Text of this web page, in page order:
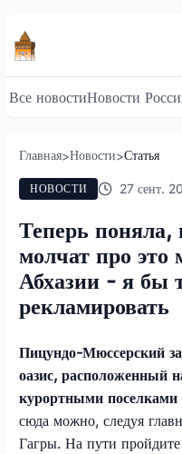
Все новостиНовости
Главная>Новости>Статья
НОВОСТИ 27 сент.
Теперь поняла,
молчат про это
Абхазии - я бы
рекламировать
Пицундо-Мюссерский
оазис, расположенный
курортными
сюда можно, следуя
Гагры. На пути